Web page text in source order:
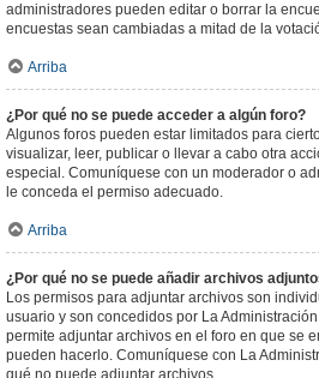
administradores pueden editar o borrar la
encuestas sean cambiadas a mitad de la
Arriba
¿Por qué no se puede acceder a algún foro?
Algunos foros pueden estar limitados para
visualizar, leer, publicar o llevar a cabo otra
especial. Comuníquese con un moderador o
le conceda el permiso adecuado.
Arriba
¿Por qué no se puede añadir archivos
Los permisos para adjuntar archivos son
usuario y son concedidos por La
permite adjuntar archivos en el foro en que se
pueden hacerlo. Comuníquese con La
qué no puede adjuntar archivos.